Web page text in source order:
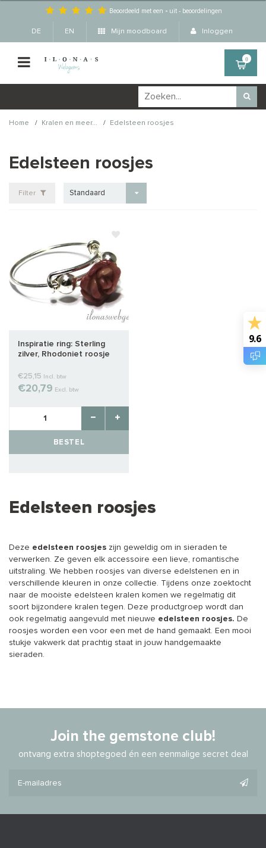
Beoordeeld met een - uit -beoordelingen
DE EN Mijn moodboard Inloggen
0
Home / Kralen en meer... / Edelsteen roosjes
Edelsteen roosjes
Filter Standaard
Inspiratie ring: Sterling
zilver, Rhodoniet roosje
€25,15 Incl. btw
€20,79 Excl. btw
BESTEL
Edelsteen roosjes
Deze edelsteen roosjes zijn geweldig om in sieraden te
verwerken. Ze geven elk accessoire een lieve, romantische
uitstraling. We hebben roosjes van diverse edelstenen en in
verschillende kleuren in onze collectie. Tijdens onze zoektocht
naar de mooiste edelsteen kralen komen we regelmatig dit
soort bijzondere kralen tegen. Deze productgroep wordt dan
ook regelmatig aangevuld met nieuwe edelsteen roosjes. De
roosjes worden een voor een met de hand gemaakt. Een mooi
stukje vakwerk dat prachtig staat in jouw handgemaakte
sieraden.
Join the gemstone club!
ontvang extra shoptegoed én een eenmalige secret deal
9.6